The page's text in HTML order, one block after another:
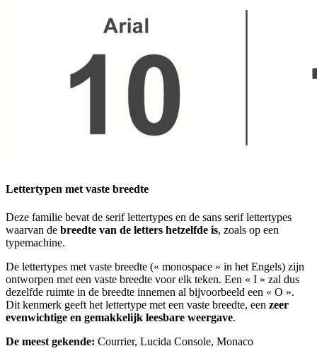
Lettertypen met vaste breedte
Deze familie bevat de serif lettertypes en de sans serif lettertypes
waarvan de breedte van de letters hetzelfde is, zoals op een
typemachine.
De lettertypes met vaste breedte (« monospace » in het Engels) zijn
ontworpen met een vaste breedte voor elk teken. Een « I » zal dus
dezelfde ruimte in de breedte innemen al bijvoorbeeld een « O ».
Dit kenmerk geeft het lettertype met een vaste breedte, een zeer
evenwichtige en gemakkelijk leesbare weergave.
De meest gekende: Courrier, Lucida Console, Monaco